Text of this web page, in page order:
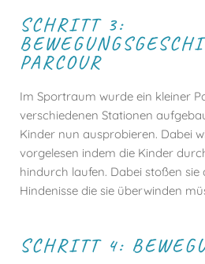
SCHRITT 3:
PARCOUR
Im Sportraum wurde ein kleiner
verschiedenen Stationen
Kinder nun ausprobieren. Dabei
vorgelesen indem die Kinder
hindurch laufen. Dabei stoßen sie
Hindenisse die sie überwinden
SCHRITT 4: